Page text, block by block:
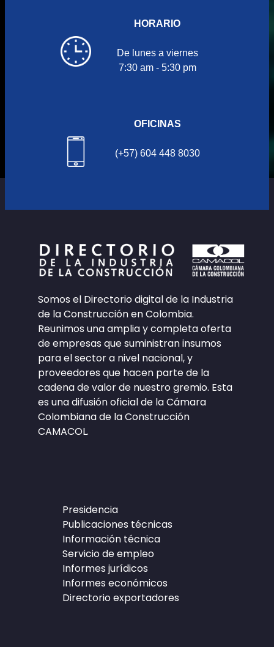
HORARIO
De lunes a viernes
7:30 am - 5:30 pm
OFICINAS
(+57) 604 448 8030
Somos el Directorio digital de la Industria
de la Construcción en Colombia.
Reunimos una amplia y completa oferta
de empresas que suministran insumos
para el sector a nivel nacional, y
proveedores que hacen parte de la
cadena de valor de nuestro gremio. Esta
es una difusión oficial de la Cámara
Colombiana de la Construcción
CAMACOL.
Presidencia
Publicaciones técnicas
Información técnica
Servicio de empleo
Informes jurídicos
Informes económicos
Directorio exportadores